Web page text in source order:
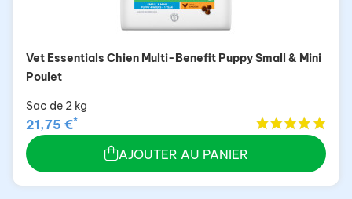
Vet Essentials Chien Multi-Benefit Puppy Small & Mini
Poulet
Sac de 2 kg
21,75 €*
AJOUTER AU PANIER